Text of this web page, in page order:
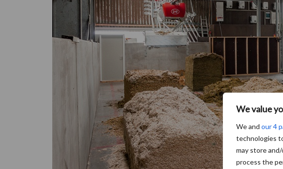
We value
We and our 4
technologies
may store
process the